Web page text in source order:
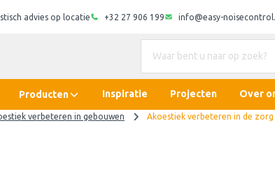
advies op locatie +32 27 906 199 info@easy-
Producten Inspiratie Projecten Over
verbeteren in gebouwen Akoestiek verbeteren in de zorg